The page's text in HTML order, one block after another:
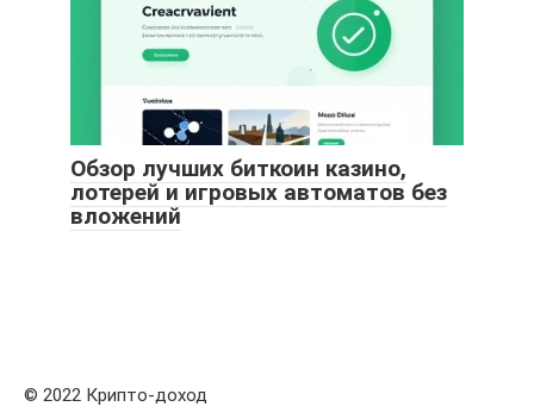
Обзор лучших биткоин казино,
лотерей и игровых автоматов без
вложений
© 2022 Крипто-доход